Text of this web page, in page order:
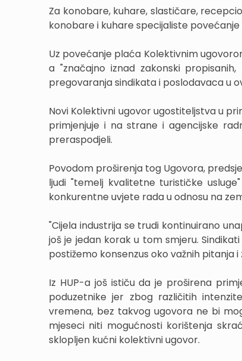
Za konobare, kuhare, slastičare,
konobare i kuhare specijaliste
Uz povećanje plaća Kolektivnim
a "značajno iznad zakonski
pregovaranja sindikata i poslodavaca u
Novi Kolektivni ugovor ugostiteljstva u
primjenjuje i na strane i agencijske
preraspodjeli.
Povodom proširenja tog Ugovora,
ljudi "temelj kvalitetne turističke
konkurentne uvjete rada u odnosu na
"Cijela industrija se trudi kontinuirano
još je jedan korak u tom smjeru.
postižemo konsenzus oko važnih pitanja
Iz HUP-a još ističu da je proširena
poduzetnike jer zbog različitih
vremena, bez takvog ugovora ne bi
mjeseci niti mogućnosti korištenja
sklopljen kućni kolektivni ugovor.